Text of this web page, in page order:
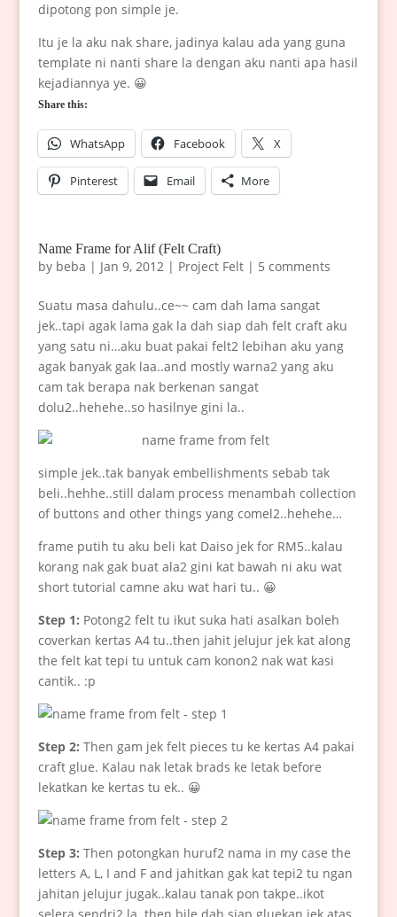
dipotong pon simple je.
Itu je la aku nak share, jadinya kalau ada yang guna
template ni nanti share la dengan aku nanti apa hasil
kejadiannya ye. 😀
Share this:
WhatsApp Facebook X
Pinterest Email More
Name Frame for Alif (Felt Craft)
by beba | Jan 9, 2012| Project Felt| 5 comments
Suatu masa dahulu..ce~~ cam dah lama sangat
jek..tapi agak lama gak la dah siap dah felt craft aku
yang satu ni…aku buat pakai felt2 lebihan aku yang
agak banyak gak laa..and mostly warna2 yang aku
cam tak berapa nak berkenan sangat
dolu2..hehehe..so hasilnye gini la..
simple jek..tak banyak embellishments sebab tak
beli..hehhe..still dalam process menambah collection
of buttons and other things yang comel2..hehehe…
frame putih tu aku beli kat Daiso jek for RM5..kalau
korang nak gak buat ala2 gini kat bawah ni aku wat
short tutorial camne aku wat hari tu.. 😀
Step 1: Potong2 felt tu ikut suka hati asalkan boleh
coverkan kertas A4 tu..then jahit jelujur jek kat along
the felt kat tepi tu untuk cam konon2 nak wat kasi
cantik.. :p
Step 2: Then gam jek felt pieces tu ke kertas A4 pakai
craft glue. Kalau nak letak brads ke letak before
lekatkan ke kertas tu ek.. 😀
Step 3: Then potongkan huruf2 nama in my case the
letters A, L, I and F and jahitkan gak kat tepi2 tu ngan
jahitan jelujur jugak..kalau tanak pon takpe..ikot